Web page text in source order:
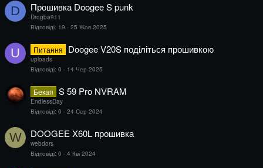
D Прошивка Doogee S punk
Drogba911
Відповіді 19 25 Жов 2025
U Питання Doogee V20S поділіться прошивкою
uploads
Відповіді 0 14 Чер 2025
Бекап S 59 Pro NVRAM
EndlessDay
Відповіді 0 24 Сер 2024
W DOOGEE X60L прошивка
webdors
Відповіді 0 4 Кві 2024